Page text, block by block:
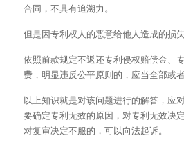
合同，不具有追溯力。
但是因专利权人的恶意给他人造成的损
依照前款规定不返还专利侵权赔偿金、
费，明显违反公平原则的，应当全部或者
以上知识就是对该问题进行的解答，应
要确定专利无效的原因，对专利无效决
对复审决定不服的，可以向法起诉。